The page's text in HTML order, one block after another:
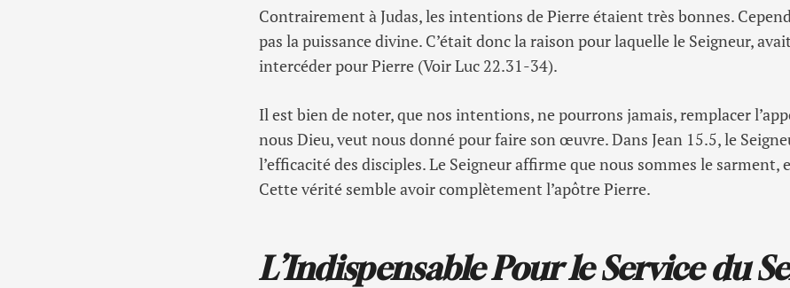
Contrairement à Judas, les intentions de Pierre étaient très bonnes.
pas la puissance divine. C’était donc la raison pour laquelle le Seigneur,
intercéder pour Pierre (Voir Luc 22.31-34).
Il est bien de noter, que nos intentions, ne pourrons jamais, remplacer
nous Dieu, veut nous donné pour faire son œuvre. Dans Jean 15.5, le
l’efficacité des disciples. Le Seigneur affirme que nous sommes le sarment,
Cette vérité semble avoir complètement l’apôtre Pierre.
L’Indispensable Pour le Service du